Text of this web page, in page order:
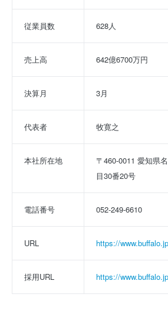
従業員数 628人
売上高 642億6700万円
決算月 3月
代表者 牧寛之
本社所在地
〒460-0011 愛知県
目30番20号
電話番号 052-249-6610
URL https://
採用URL https://